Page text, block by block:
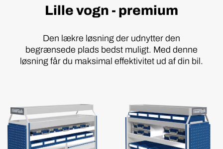
Lille vogn - premium
Den lækre løsning der udnytter den
begrænsede plads bedst muligt. Med denne
løsning får du maksimal effektivitet ud af din bil.